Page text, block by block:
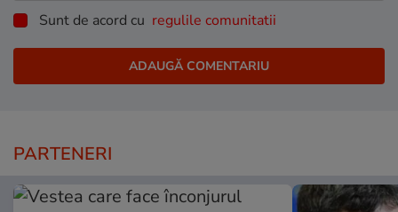
Sunt de acord cu regulile comunitatii
PARTENERI